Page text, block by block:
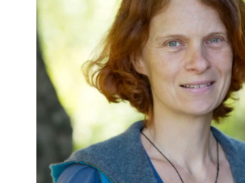
Ines Böttcher
Kindergarten Hammerschmiede
@